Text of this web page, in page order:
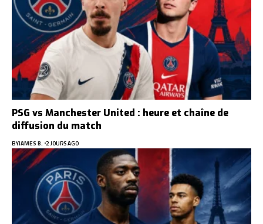
PSG vs Manchester United : heure et chaîne de
diffusion du match
BYJAMES B. 2 JOURS AGO